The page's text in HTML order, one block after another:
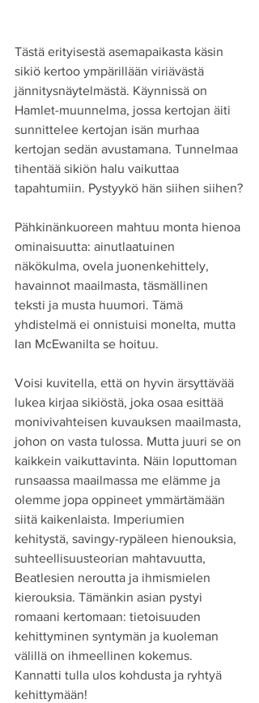
Tästä erityisestä asemapaikasta käsin
sikiö kertoo ympärillään viriävästä
jännitysnäytelmästä. Käynnissä on
Hamlet-muunnelma, jossa kertojan äiti
sunnittelee kertojan isän murhaa
kertojan sedän avustamana. Tunnelmaa
tihentää sikiön halu vaikuttaa
tapahtumiin. Pystyykö hän siihen siihen?
Pähkinänkuoreen mahtuu monta hienoa
ominaisuutta: ainutlaatuinen
näkökulma, ovela juonenkehittely,
havainnot maailmasta, täsmällinen
teksti ja musta huumori. Tämä
yhdistelmä ei onnistuisi monelta, mutta
Ian McEwanilta se hoituu.
Voisi kuvitella, että on hyvin ärsyttävää
lukea kirjaa sikiöstä, joka osaa esittää
monivivahteisen kuvauksen maailmasta,
johon on vasta tulossa. Mutta juuri se on
kaikkein vaikuttavinta. Näin loputtoman
runsaassa maailmassa me elämme ja
olemme jopa oppineet ymmärtämään
siitä kaikenlaista. Imperiumien
kehitystä, savingy-rypäleen hienouksia,
suhteellisuusteorian mahtavuutta,
Beatlesien neroutta ja ihmismielen
kierouksia. Tämänkin asian pystyi
romaani kertomaan: tietoisuuden
kehittyminen syntymän ja kuoleman
välillä on ihmeellinen kokemus.
Kannatti tulla ulos kohdusta ja ryhtyä
kehittymään!